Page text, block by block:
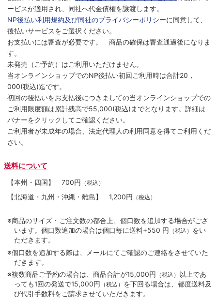
ービスが適用され、同社へ代金債権を譲渡します。
NP後払い利用規約及び同社のプライバシーポリシーに同意して、
後払いサービスをご選択ください。
お支払いには審査が必要です。 商品の確保は審査通過後になりま
す。
未発売（ご予約）はご利用いただけません。
当オンラインショップでのNP後払い初回ご利用時は合計20，
000(税込)迄です。
初回の後払いをお支払後につきましての当オンラインショップでの
ご利用限度額は累計残高で55,000(税込)までとなります。詳細は
バナーをクリックしてご確認ください。
ご利用者が未成年の場合、法定代理人の利用同意を得てご利用くだ
さい。
送料について
【本州・四国】 700円 （税込）
【北海道・九州・沖縄・離島】 1,200円 （税込）
※商品のサイズ・ご注文数の都合上、個口数を追加する場合がござ
います。個口数追加の場合は個口毎に送料+550 円 （税込） をい
ただきます。
※個口数を追加する際は、メールにてご確認のご連絡をさせていた
だきます。
※複数商品ご予約の場合は、商品合計が15,000円 （税込） 以上であ
っても1回の発送で15,000円 （税込） を下回る場合は、都度送料及
び代引手数料をご請求させていただきます。